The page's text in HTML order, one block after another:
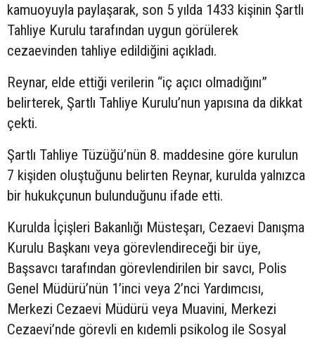
kamuoyuyla paylaşarak, son 5 yılda 1433 kişinin Şartlı
Tahliye Kurulu tarafından uygun görülerek
cezaevinden tahliye edildiğini açıkladı.
Reynar, elde ettiği verilerin “iç açıcı olmadığını”
belirterek, Şartlı Tahliye Kurulu’nun yapısına da dikkat
çekti.
Şartlı Tahliye Tüzüğü’nün 8. maddesine göre kurulun
7 kişiden oluştuğunu belirten Reynar, kurulda yalnızca
bir hukukçunun bulunduğunu ifade etti.
Kurulda İçişleri Bakanlığı Müsteşarı, Cezaevi Danışma
Kurulu Başkanı veya görevlendireceği bir üye,
Başsavcı tarafından görevlendirilen bir savcı, Polis
Genel Müdürü’nün 1’inci veya 2’nci Yardımcısı,
Merkezi Cezaevi Müdürü veya Muavini, Merkezi
Cezaevi’nde görevli en kıdemli psikolog ile Sosyal